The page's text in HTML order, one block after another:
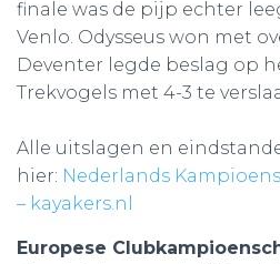
finale was de pijp echter
Venlo. Odysseus won met
Deventer legde beslag op
Trekvogels met 4-3 te
Alle uitslagen en
hier: Nederlands
– kayakers.nl
Europese